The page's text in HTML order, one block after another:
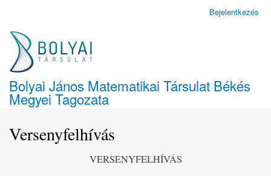
fiók
menüje
Bejelentkezés
Bolyai János Matematikai Társulat Békés
Megyei Tagozata
Versenyfelhívás
VERSENYFELHÍVÁS